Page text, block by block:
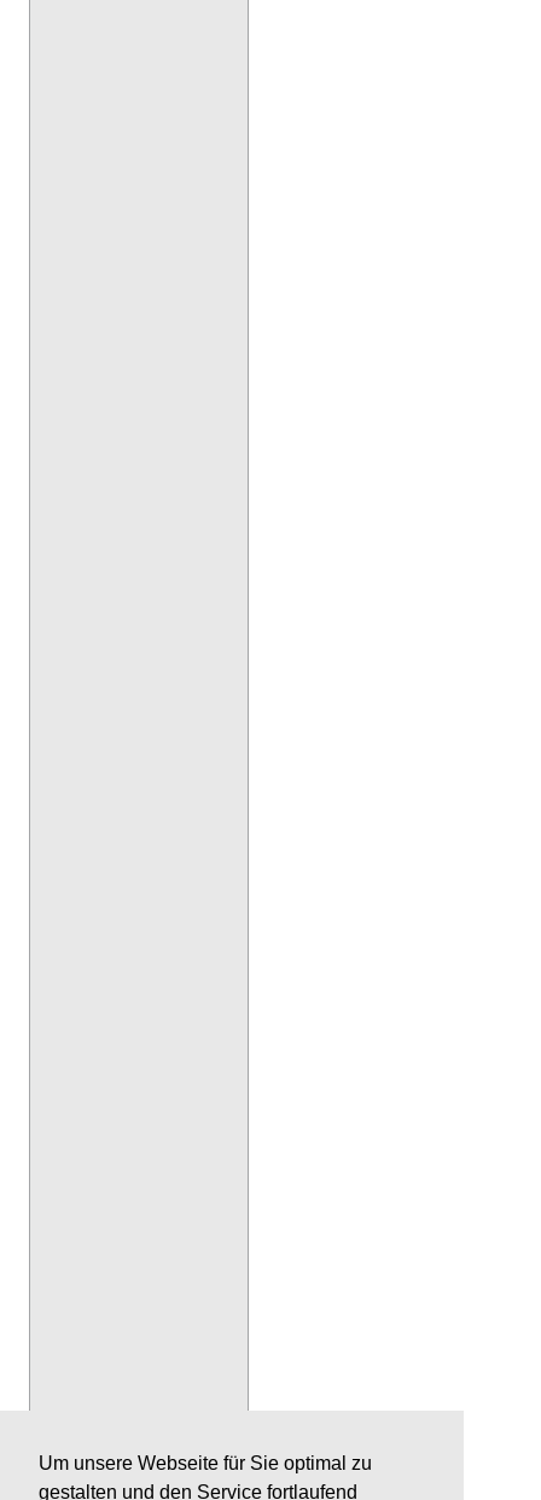
Um unsere Webseite für Sie optimal zu
gestalten und den Service fortlaufend